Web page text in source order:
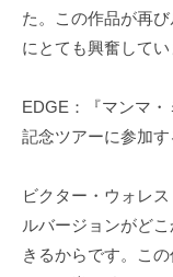
た。この作品が再
にとても興奮してい
EDGE：『マンマ
記念ツアーに参加
ビクター・ウォレ
ルバージョンがど
きるからです。こ